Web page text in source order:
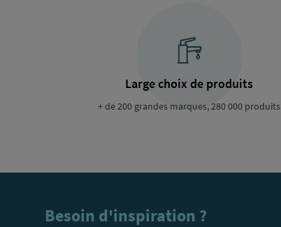
Large choix de produits
+ de 200 grandes marques, 280 000 produits
Besoin d'inspiration ?